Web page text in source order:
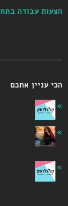
הצעות עבודה
הכי עניין אתכם